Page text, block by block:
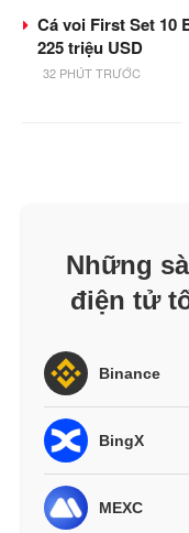
Cá voi First Set 10
225 triệu USD
32 PHÚT TRƯỚC
Những
điện tử
Binance
BingX
MEXC